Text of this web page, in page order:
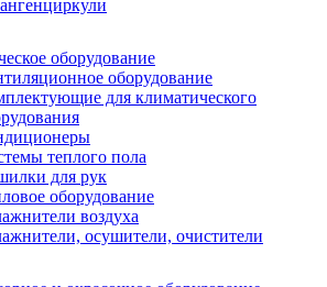
оборудование
оборудование
для климатического
теплого пола
для рук
оборудование
воздуха
осушители, очистители